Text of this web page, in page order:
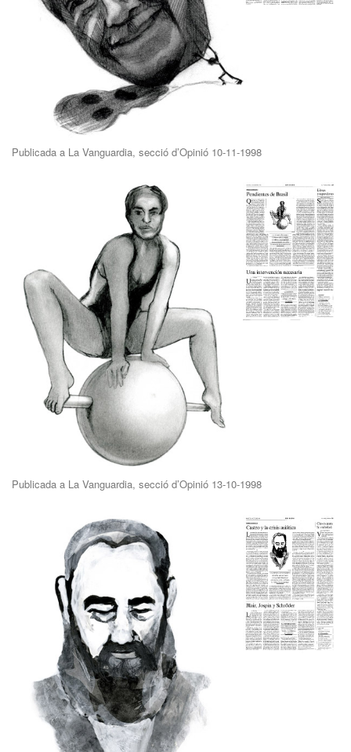
Publicada a La Vanguardia, secció d’Opinió 10-11-1998
Publicada a La Vanguardia, secció d’Opinió 13-10-1998